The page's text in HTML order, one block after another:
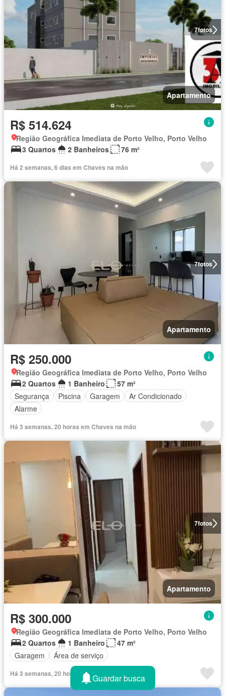
7fotos
Apartamento
R$ 514.624
Região Geográfica Imediata de Porto Velho, Porto Velho
3 Quartos
2 Banheiros 76 m²
Há 2 semanas, 6 dias em Chaves na mão
7fotos
Apartamento
R$ 250.000
Região Geográfica Imediata de Porto Velho, Porto Velho
2 Quartos
1 Banheiro
57 m²
Segurança
Piscina Garagem
Ar Condicionado
Alarme
Há 3 semanas, 20 horas em Chaves na mão
7fotos
Apartamento
R$ 300.000
Região Geográfica Imediata de Porto Velho, Porto Velho
2 Quartos
1 Banheiro
47 m²
Garagem
Área de serviço
Há 3 semanas, 20 horas em Chaves na mão
Guardar busca